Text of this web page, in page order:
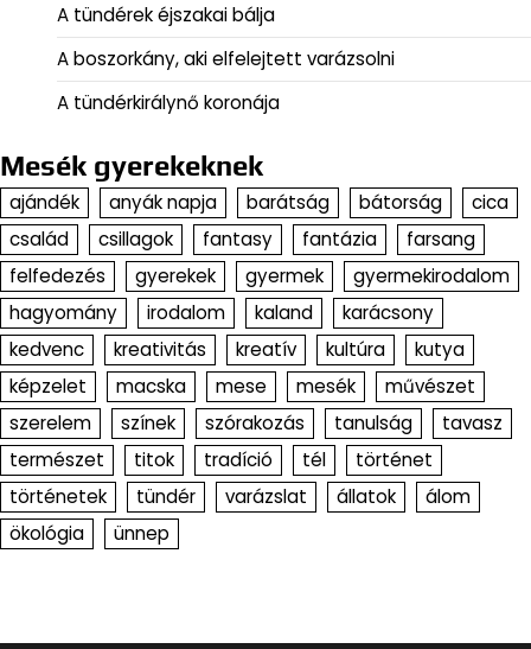
A tündérek éjszakai bálja
A boszorkány, aki elfelejtett varázsolni
A tündérkirálynő koronája
Mesék gyerekeknek
ajándék anyák napja barátság bátorság
cica
család
csillagok fantasy fantázia
farsang
felfedezés
gyerekek gyermek
gyermekirodalom
hagyomány
irodalom kaland
karácsony
kedvenc
kreativitás kreatív kultúra
kutya
képzelet
macska mese mesék
művészet
szerelem
színek szórakozás tanulság
tavasz
természet
titok tradíció tél
történet
történetek
tündér varázslat állatok
álom
ökológia
ünnep